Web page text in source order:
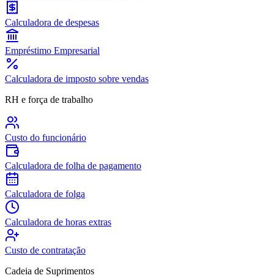
Calculadora de despesas
Empréstimo Empresarial
Calculadora de imposto sobre vendas
RH e força de trabalho
Custo do funcionário
Calculadora de folha de pagamento
Calculadora de folga
Calculadora de horas extras
Custo de contratação
Cadeia de Suprimentos